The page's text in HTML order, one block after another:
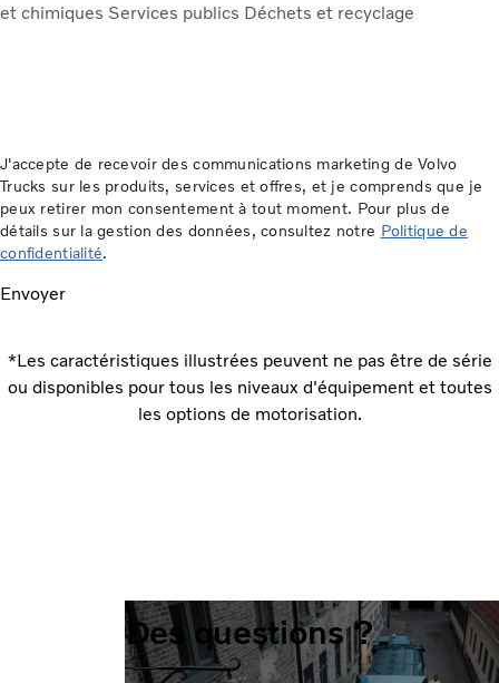
et chimiques Services publics Déchets et recyclage
J'accepte de recevoir des communications marketing de Volvo
Trucks sur les produits, services et offres, et je comprends que je
peux retirer mon consentement à tout moment. Pour plus de
détails sur la gestion des données, consultez notre Politique de
confidentialité.
Envoyer
*Les caractéristiques illustrées peuvent ne pas être de série
ou disponibles pour tous les niveaux d'équipement et toutes
les options de motorisation.
Des questions ?